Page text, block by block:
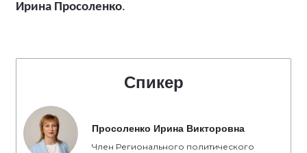
Ирина Просоленко.
Спикер
Просоленко Ирина Викторовна
Член Регионального политического